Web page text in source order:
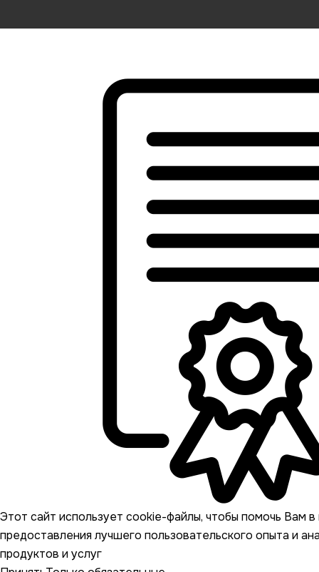
Этот сайт использует cookie-файлы, чтобы помочь Вам в
предоставления лучшего пользовательского опыта и
продуктов и услуг